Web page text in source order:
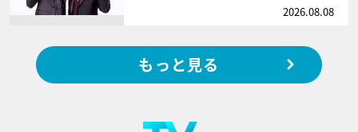
2026.08.08
もっと見る